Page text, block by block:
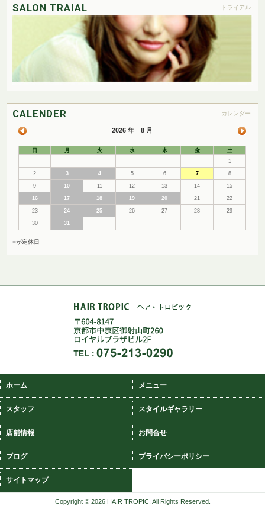
SALON TRAIAL -トライアル-
CALENDER -カレンダー-
2026 年 8 月
日 月 火 水 木 金
土
1
2 3 4 5 6 7 8
9 10 11 12 13 14 15
16 17 18 19 20 21 22
23 24 25 26 27 28 29
30 31
■が定休日
ホーム メニュー
スタッフ スタイルギャラリー
店舗情報 お問合せ
ブログ プライバシーポリシー
サイトマップ
Copyright © 2026 HAIR TROPIC. All Rights Reserved.